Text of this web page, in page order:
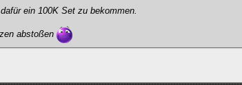
ein 100K Set zu bekommen.
abstoßen